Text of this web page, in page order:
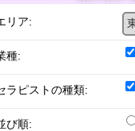
リア:
種:
ラピストの種類:
び順: